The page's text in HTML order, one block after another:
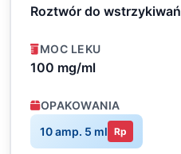
Roztwór do wstrzykiwań
MOC LEKU
100 mg/ml
OPAKOWANIA
10 amp. 5 ml Rp